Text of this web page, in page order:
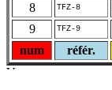
8
TFZ-8
9
TFZ-9
num
référ.